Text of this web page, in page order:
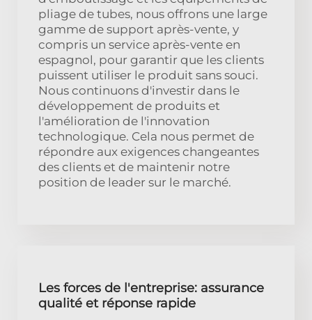
pliage de tubes, nous offrons une large
gamme de support après-vente, y
compris un service après-vente en
espagnol, pour garantir que les clients
puissent utiliser le produit sans souci.
Nous continuons d'investir dans le
développement de produits et
l'amélioration de l'innovation
technologique. Cela nous permet de
répondre aux exigences changeantes
des clients et de maintenir notre
position de leader sur le marché.
Les forces de l'entreprise: assurance
qualité et réponse rapide